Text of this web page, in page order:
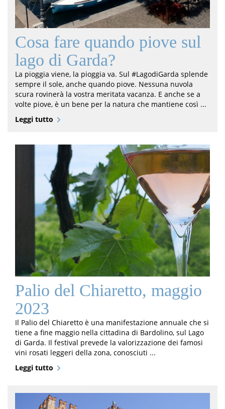
Cosa fare quando piove sul
lago di Garda?
La pioggia viene, la pioggia va. Sul #LagodiGarda splende
sempre il sole, anche quando piove. Nessuna nuvola
scura rovinerà la vostra meritata vacanza. E anche se a
volte piove, è un bene per la natura che mantiene così ...
Leggi tutto
Palio del Chiaretto, maggio
2023
Il Palio del Chiaretto è una manifestazione annuale che si
tiene a fine maggio nella cittadina di Bardolino, sul Lago
di Garda. Il festival prevede la valorizzazione dei famosi
vini rosati leggeri della zona, conosciuti ...
Leggi tutto